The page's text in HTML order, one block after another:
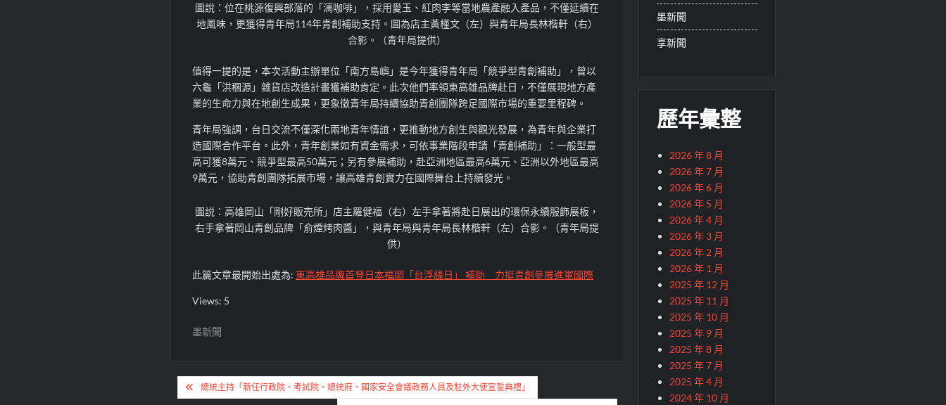
圖說：位在桃源復興部落的「漓咖啡」，採用愛玉、紅肉李等當地農產融入產品，不僅延續在
地風味，更獲得青年局114年青創補助支持。圖為店主黃槿文（左）與青年局長林楷軒（右）
合影。（青年局提供）
值得一提的是，本次活動主辦單位「南方島嶼」是今年獲得青年局「競爭型青創補助」，曾以
六龜「洪稛源」雜貨店改造計畫獲補助肯定。此次他們率領東高雄品牌赴日，不僅展現地方產
業的生命力與在地創生成果，更象徵青年局持續協助青創團隊跨足國際市場的重要里程碑。
青年局強調，台日交流不僅深化兩地青年情誼，更推動地方創生與觀光發展，為青年與企業打
造國際合作平台。此外，青年創業如有資金需求，可依事業階段申請「青創補助」：一般型最
高可獲8萬元、競爭型最高50萬元；另有參展補助，赴亞洲地區最高6萬元、亞洲以外地區最高
9萬元，協助青創團隊拓展市場，讓高雄青創實力在國際舞台上持續發光。
圖説：高雄岡山「剛好販売所」店主羅健福（右）左手拿著將赴日展出的環保永續服飾展板，
右手拿著岡山青創品牌「俞煙烤肉醬」，與青年局與青年局長林楷軒（左）合影。（青年局提
供）
此篇文章最開始出處為: 東高雄品牌首登日本福岡「台浮緣日」 補助 力挺青創參展進軍國際
Views: 5
墨新聞
文 總統主持「新任行政院、考試院、總統府、國家安全會議政務人員及駐外大使宣誓典禮」
墨新聞
享新聞
歷年彙整
2026 年 8 月
2026 年 7 月
2026 年 6 月
2026 年 5 月
2026 年 4 月
2026 年 3 月
2026 年 2 月
2026 年 1 月
2025 年 12 月
2025 年 11 月
2025 年 10 月
2025 年 9 月
2025 年 8 月
2025 年 7 月
2025 年 4 月
2024 年 10 月